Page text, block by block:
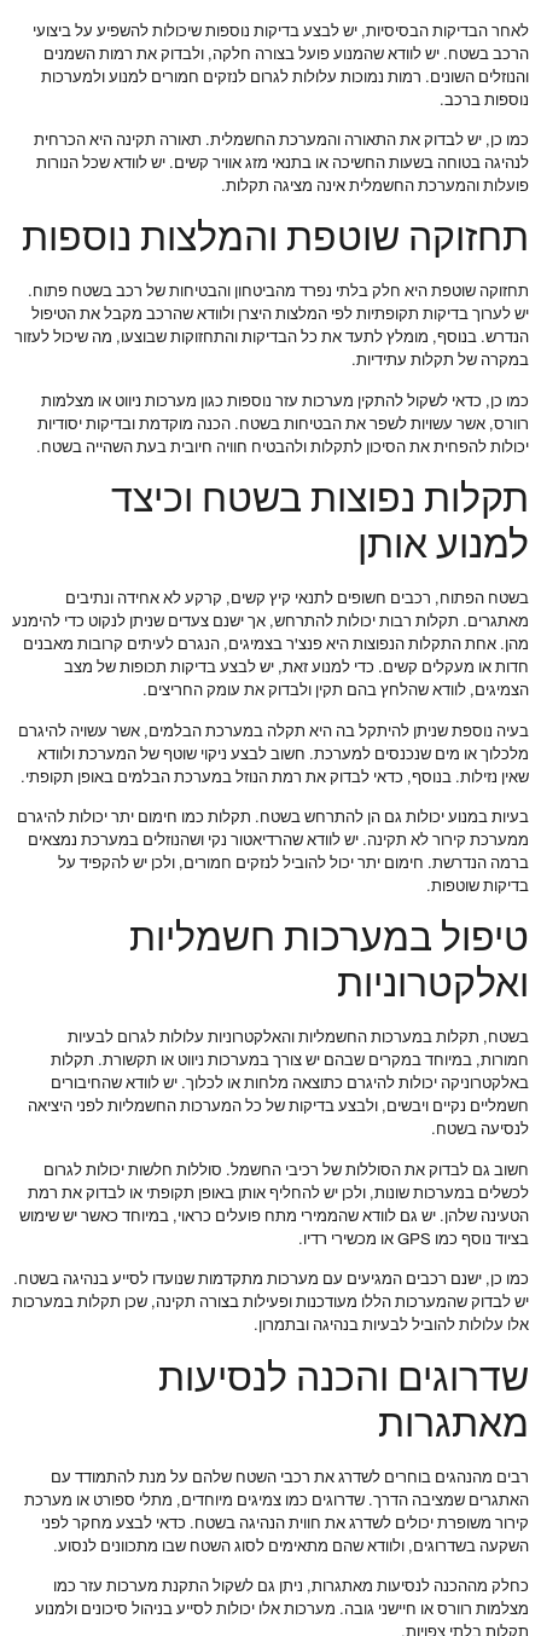
לאחר הבדיקות הבסיסיות, יש לבצע בדיקות נוספות שיכולות להשפיע על ביצועי
הרכב בשטח. יש לוודא שהמנוע פועל בצורה חלקה, ולבדוק את רמות השמנים
והנוזלים השונים. רמות נמוכות עלולות לגרום לנזקים חמורים למנוע ולמערכות
נוספות ברכב.
כמו כן, יש לבדוק את התאורה והמערכת החשמלית. תאורה תקינה היא הכרחית
לנהיגה בטוחה בשעות החשיכה או בתנאי מזג אוויר קשים. יש לוודא שכל הנורות
פועלות והמערכת החשמלית אינה מציגה תקלות.
תחזוקה שוטפת והמלצות נוספות
תחזוקה שוטפת היא חלק בלתי נפרד מהביטחון והבטיחות של רכב בשטח פתוח.
יש לערוך בדיקות תקופתיות לפי המלצות היצרן ולוודא שהרכב מקבל את הטיפול
הנדרש. בנוסף, מומלץ לתעד את כל הבדיקות והתחזוקות שבוצעו, מה שיכול לעזור
במקרה של תקלות עתידיות.
כמו כן, כדאי לשקול להתקין מערכות עזר נוספות כגון מערכות ניווט או מצלמות
רוורס, אשר עשויות לשפר את הבטיחות בשטח. הכנה מוקדמת ובדיקות יסודיות
יכולות להפחית את הסיכון לתקלות ולהבטיח חוויה חיובית בעת השהייה בשטח.
תקלות נפוצות בשטח וכיצד
למנוע אותן
בשטח הפתוח, רכבים חשופים לתנאי קיץ קשים, קרקע לא אחידה ונתיבים
מאתגרים. תקלות רבות יכולות להתרחש, אך ישנם צעדים שניתן לנקוט כדי להימנע
מהן. אחת התקלות הנפוצות היא פנצ'ר בצמיגים, הנגרם לעיתים קרובות מאבנים
חדות או מעקלים קשים. כדי למנוע זאת, יש לבצע בדיקות תכופות של מצב
הצמיגים, לוודא שהלחץ בהם תקין ולבדוק את עומק החריצים.
בעיה נוספת שניתן להיתקל בה היא תקלה במערכת הבלמים, אשר עשויה להיגרם
מלכלוך או מים שנכנסים למערכת. חשוב לבצע ניקוי שוטף של המערכת ולוודא
שאין נזילות. בנוסף, כדאי לבדוק את רמת הנוזל במערכת הבלמים באופן תקופתי.
בעיות במנוע יכולות גם הן להתרחש בשטח. תקלות כמו חימום יתר יכולות להיגרם
ממערכת קירור לא תקינה. יש לוודא שהרדיאטור נקי ושהנוזלים במערכת נמצאים
ברמה הנדרשת. חימום יתר יכול להוביל לנזקים חמורים, ולכן יש להקפיד על
בדיקות שוטפות.
טיפול במערכות חשמליות
ואלקטרוניות
בשטח, תקלות במערכות החשמליות והאלקטרוניות עלולות לגרום לבעיות
חמורות, במיוחד במקרים שבהם יש צורך במערכות ניווט או תקשורת. תקלות
באלקטרוניקה יכולות להיגרם כתוצאה מלחות או לכלוך. יש לוודא שהחיבורים
חשמליים נקיים ויבשים, ולבצע בדיקות של כל המערכות החשמליות לפני היציאה
לנסיעה בשטח.
חשוב גם לבדוק את הסוללות של רכיבי החשמל. סוללות חלשות יכולות לגרום
לכשלים במערכות שונות, ולכן יש להחליף אותן באופן תקופתי או לבדוק את רמת
הטעינה שלהן. יש גם לוודא שהממירי מתח פועלים כראוי, במיוחד כאשר יש שימוש
בציוד נוסף כמו GPS או מכשירי רדיו.
כמו כן, ישנם רכבים המגיעים עם מערכות מתקדמות שנועדו לסייע בנהיגה בשטח.
יש לבדוק שהמערכות הללו מעודכנות ופעילות בצורה תקינה, שכן תקלות במערכות
אלו עלולות להוביל לבעיות בנהיגה ובתמרון.
שדרוגים והכנה לנסיעות
מאתגרות
רבים מהנהגים בוחרים לשדרג את רכבי השטח שלהם על מנת להתמודד עם
האתגרים שמציבה הדרך. שדרוגים כמו צמיגים מיוחדים, מתלי ספורט או מערכת
קירור משופרת יכולים לשדרג את חווית הנהיגה בשטח. כדאי לבצע מחקר לפני
השקעה בשדרוגים, ולוודא שהם מתאימים לסוג השטח שבו מתכוונים לנסוע.
כחלק מההכנה לנסיעות מאתגרות, ניתן גם לשקול התקנת מערכות עזר כמו
מצלמות רוורס או חיישני גובה. מערכות אלו יכולות לסייע בניהול סיכונים ולמנוע
תקלות בלתי צפויות.